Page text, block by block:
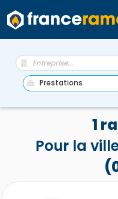
1
Pour la